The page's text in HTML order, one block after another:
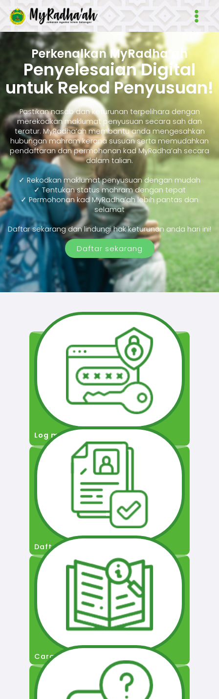
Main
Perkenalkan MyRadha’ah
Penyelesaian Digital
untuk Rekod Penyusuan!
Pastikan nasab dan keturunan terpelihara dengan
merekodkan maklumat penyusuan secara sah dan
teratur. MyRadha’ah membantu anda mengesahkan
hubungan mahram kerana susuan serta memudahkan
pendaftaran dan permohonan kad MyRadha’ah secara
dalam talian.
✓ Rekodkan maklumat penyusuan dengan mudah
✓ Tentukan status mahram dengan tepat
✓ Permohonan kad MyRadha’ah lebih pantas dan
selamat
Daftar sekarang dan lindungi hak keturunan anda hari ini!
Daftar sekarang
Log masuk
Daftar Pengguna
Cara Permohonan